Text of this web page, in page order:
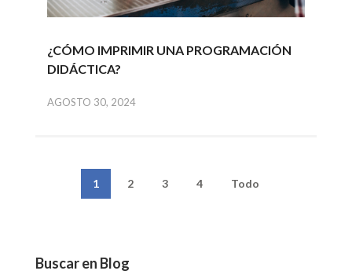
¿CÓMO IMPRIMIR UNA PROGRAMACIÓN
DIDÁCTICA?
AGOSTO 30, 2024
1 2 3 4 Todo
Buscar en Blog